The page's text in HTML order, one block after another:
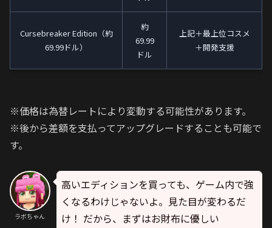
Cursebreaker Edition（約
69.99ドル）
約
69.99
ドル
上記＋最上位コスメ
＋開発支援
※価格は為替レートにより変動する可能性があります。
※後から差額を支払ってアップグレードすることも可能で
す。
ラボちゃん
高いエディションを買っても、ゲーム内で強
くなるわけじゃないよ。見た目が変わるだ
け！ だから、まずはお財布に優しい